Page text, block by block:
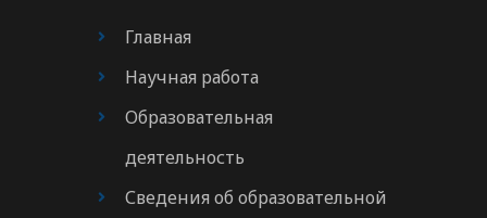
Главная
Научная работа
Образовательная
деятельность
Сведения об образовательной